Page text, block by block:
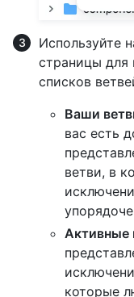
Используйте
страницы для
списков
Ваши
вас есть
ветви, в
Активные
которые